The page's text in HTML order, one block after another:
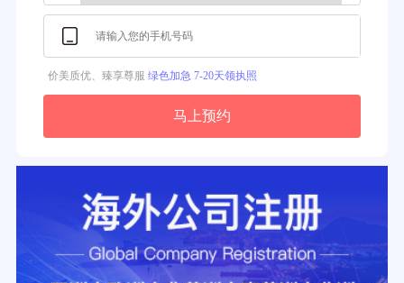
价美质优、臻享尊服 绿色加急 7-20天领执照
马上预约